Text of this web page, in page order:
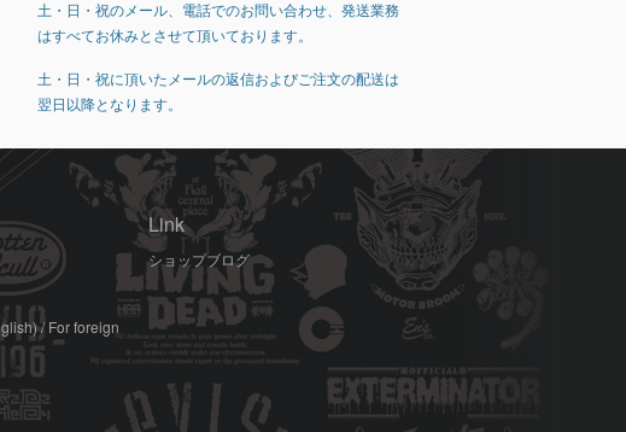
土・日・祝のメール、電話でのお問い合わせ、発送業務
はすべてお休みとさせて頂いております。
土・日・祝に頂いたメールの返信およびご注文の配送は
翌日以降となります。
/ For foreign
Link
ショップブログ